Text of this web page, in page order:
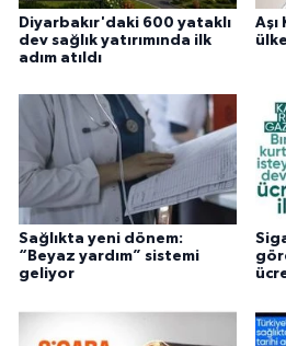
Diyarbakır'daki 600 yataklı
dev sağlık yatırımında ilk
adım atıldı
Aşı
Sağlıkta yeni dönem:
“Beyaz yardım” sistemi
geliyor